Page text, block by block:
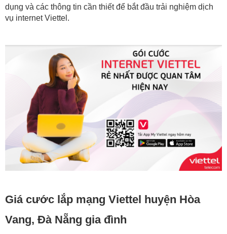
dụng và các thông tin cần thiết để bắt đầu trải nghiệm dịch
vụ internet Viettel.
Giá cước lắp mạng Viettel huyện Hòa
Vang, Đà Nẵng gia đình